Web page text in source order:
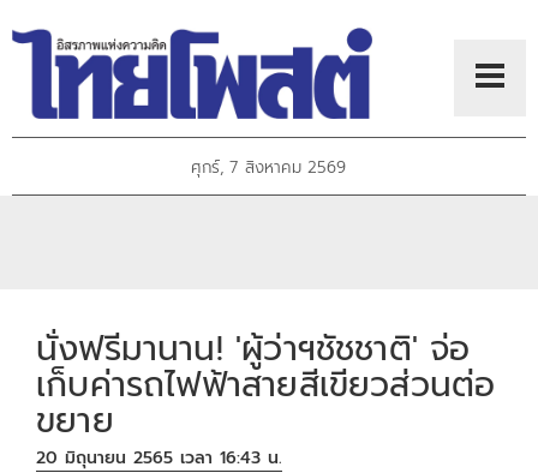
ศุกร์, 7 สิงหาคม 2569
นั่งฟรีมานาน! 'ผู้ว่าฯชัชชาติ' จ่อ
เก็บค่ารถไฟฟ้าสายสีเขียวส่วนต่อ
ขยาย
20 มิถุนายน 2565 เวลา 16:43 น.